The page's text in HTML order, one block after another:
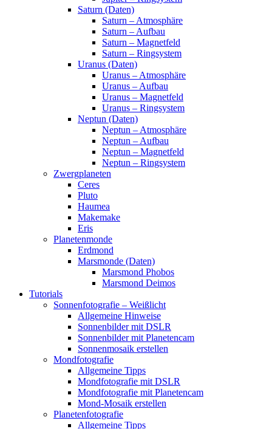
Saturn (Daten)
Saturn – Atmosphäre
Saturn – Aufbau
Saturn – Magnetfeld
Saturn – Ringsystem
Uranus (Daten)
Uranus – Atmosphäre
Uranus – Aufbau
Uranus – Magnetfeld
Uranus – Ringsystem
Neptun (Daten)
Neptun – Atmosphäre
Neptun – Aufbau
Neptun – Magnetfeld
Neptun – Ringsystem
Zwergplaneten
Ceres
Pluto
Haumea
Makemake
Eris
Planetenmonde
Erdmond
Marsmonde (Daten)
Marsmond Phobos
Marsmond Deimos
Tutorials
Sonnenfotografie – Weißlicht
Allgemeine Hinweise
Sonnenbilder mit DSLR
Sonnenbilder mit Planetencam
Sonnenmosaik erstellen
Mondfotografie
Allgemeine Tipps
Mondfotografie mit DSLR
Mondfotografie mit Planetencam
Mond-Mosaik erstellen
Planetenfotografie
Allgemeine Tipps